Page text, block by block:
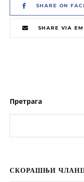
SHARE ON
SHARE VIA
Претрага
СКОРАШЊИ